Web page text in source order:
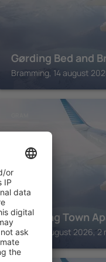
Gørding Bed and
Bramming, 14 august
Charming Town
Gram, 14 august 2026, 2